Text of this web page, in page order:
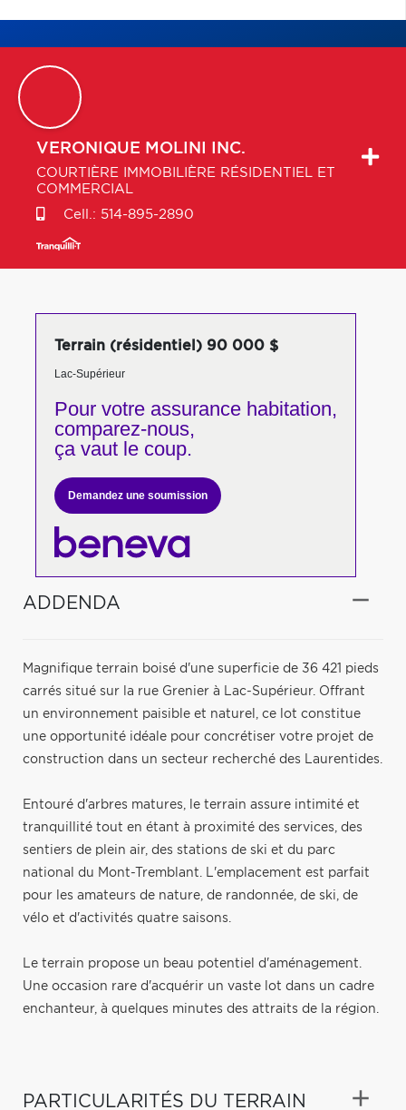
VERONIQUE MOLINI INC.
COURTIÈRE IMMOBILIÈRE RÉSIDENTIEL ET
COMMERCIAL
Cell.: 514-895-2890
Terrain (résidentiel) 90 000 $
Lac-Supérieur
Pour votreassurance habitation,
comparez-nous,
ça vaut le coup.
Demandez une soumission
ADDENDA
Magnifique terrain boisé d'une superficie de 36 421 pieds
carrés situé sur la rue Grenier à Lac-Supérieur. Offrant
un environnement paisible et naturel, ce lot constitue
une opportunité idéale pour concrétiser votre projet de
construction dans un secteur recherché des Laurentides.
Entouré d'arbres matures, le terrain assure intimité et
tranquillité tout en étant à proximité des services, des
sentiers de plein air, des stations de ski et du parc
national du Mont-Tremblant. L'emplacement est parfait
pour les amateurs de nature, de randonnée, de ski, de
vélo et d'activités quatre saisons.
Le terrain propose un beau potentiel d'aménagement.
Une occasion rare d'acquérir un vaste lot dans un cadre
enchanteur, à quelques minutes des attraits de la région.
PARTICULARITÉS DU TERRAIN